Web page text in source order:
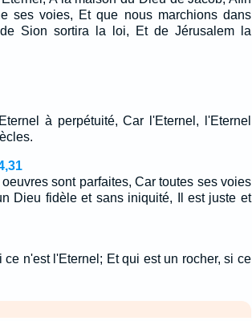
ses voies, Et que nous marchions dans
Sion sortira la loi, Et de Jérusalem la
à perpétuité, Car l'Eternel, l'Eternel
oeuvres sont parfaites, Car toutes ses voies
Dieu fidèle et sans iniquité, Il est juste et
ce n'est l'Eternel; Et qui est un rocher, si ce